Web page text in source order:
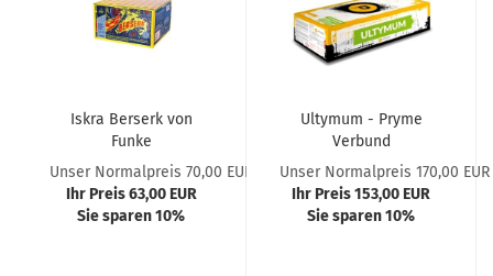
Iskra Berserk von
Funke
Unser Normalpreis 70,00 EUR
Ihr Preis 63,00 EUR
Sie sparen 10%
Ultymum - Pryme
Verbund
Unser Normalpreis 170,00 EUR
Ihr Preis 153,00 EUR
Sie sparen 10%